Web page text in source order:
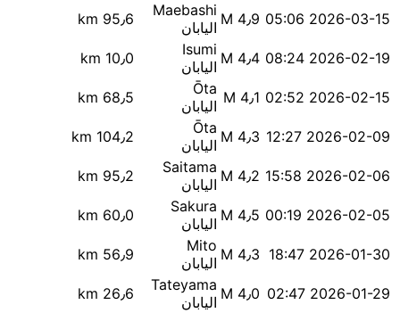
2026-03-15 05:06 M 4٫9 Maebashi
اليابان
95٫6 km
2026-02-19 08:24 M 4٫4 Isumi
اليابان
10٫0 km
2026-02-15 02:52 M 4٫1 Ōta
اليابان
68٫5 km
2026-02-09 12:27 M 4٫3 Ōta
اليابان
104٫2 km
2026-02-06 15:58 M 4٫2 Saitama
اليابان
95٫2 km
2026-02-05 00:19 M 4٫5 Sakura
اليابان
60٫0 km
2026-01-30 18:47 M 4٫3 Mito
اليابان
56٫9 km
2026-01-29 02:47 M 4٫0 Tateyama
اليابان
26٫6 km